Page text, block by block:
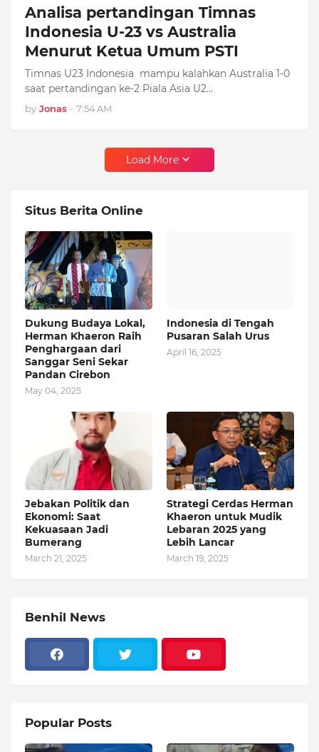
Analisa pertandingan Timnas
Indonesia U-23 vs Australia
Menurut Ketua Umum PSTI
Timnas U23 Indonesia mampu kalahkan Australia 1-0
saat pertandingan ke-2 Piala Asia U2…
by Jonas - 7:54 AM
Load More
Situs Berita Online
Dukung Budaya Lokal,
Herman Khaeron Raih
Penghargaan dari
Sanggar Seni Sekar
Pandan Cirebon
May 04, 2025
Indonesia di Tengah
Pusaran Salah Urus
April 16, 2025
Jebakan Politik dan
Ekonomi: Saat
Kekuasaan Jadi
Bumerang
March 21, 2025
Strategi Cerdas Herman
Khaeron untuk Mudik
Lebaran 2025 yang
Lebih Lancar
March 19, 2025
Benhil News
Popular Posts